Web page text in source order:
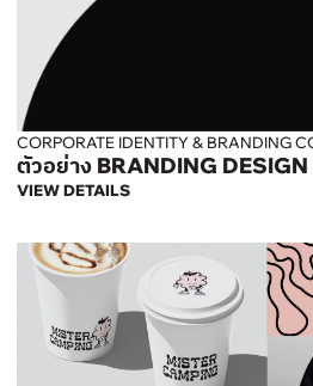
CORPORATE IDENTITY & BRANDING
ตัวอย่าง BRANDING
VIEW DETAILS